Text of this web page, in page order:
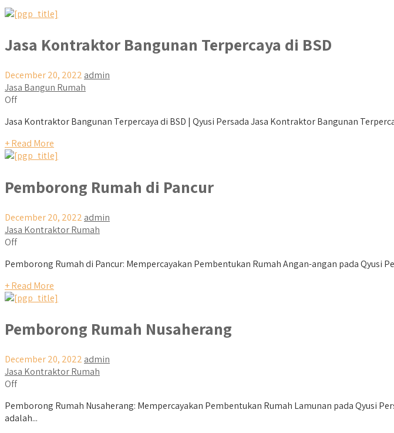
Jasa Kontraktor Bangunan Terpercaya di BSD
December 20, 2022 admin
Jasa Bangun Rumah
Off
Jasa Kontraktor Bangunan Terpercaya di BSD | Qyusi Persada Jasa Kontraktor Bangunan
+ Read More
Pemborong Rumah di Pancur
December 20, 2022 admin
Jasa Kontraktor Rumah
Off
Pemborong Rumah di Pancur: Mempercayakan Pembentukan Rumah Angan-angan pada Qyusi
+ Read More
Pemborong Rumah Nusaherang
December 20, 2022 admin
Jasa Kontraktor Rumah
Off
Pemborong Rumah Nusaherang: Mempercayakan Pembentukan Rumah Lamunan pada Qyusi
adalah...